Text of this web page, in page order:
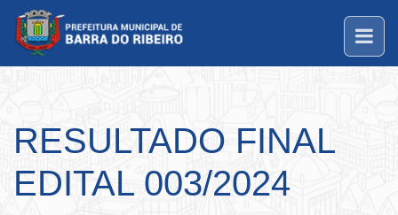
RESULTADO FINAL
EDITAL 003/2024